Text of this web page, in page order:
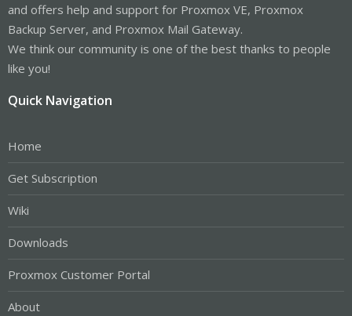
and offers help and support for Proxmox VE, Proxmox
Backup Server, and Proxmox Mail Gateway.
We think our community is one of the best thanks to people
like you!
Quick Navigation
Home
Get Subscription
Wiki
Downloads
Proxmox Customer Portal
About